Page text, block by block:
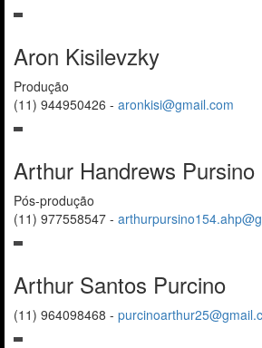
Aron Kisilevzky
Produção
(11) 944950426 - aronkisi@gmail.com
Arthur Handrews Pursino
Pós-produção
(11) 977558547 -
Arthur Santos Purcino
(11) 964098468 -